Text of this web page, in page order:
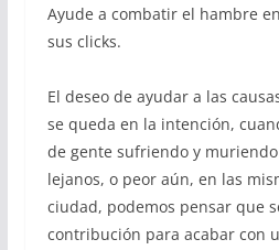
Ayude a combatir el hambre
sus clicks.
El deseo de ayudar a las
se queda en la intención,
de gente sufriendo y
lejanos, o peor aún, en las
ciudad, podemos pensar que
contribución para acabar con